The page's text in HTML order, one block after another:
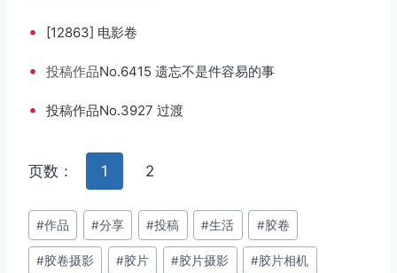
• [12863] 电影卷
• 投稿作品No.6415 遗忘不是件容易的事
• 投稿作品No.3927 过渡
页数： 1 2
文
章
标
#作品 #分享 #投稿 #生活 #胶卷
#胶卷摄影 #胶片 #胶片摄影 #胶片相机